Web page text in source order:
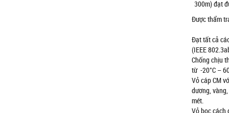
300m) đạt
Được thẩm
Đạt tất cả
(IEEE
Chống chịu
từ -20°C –
Vỏ cáp CM
dương,
mét.
Vỏ bọc cách